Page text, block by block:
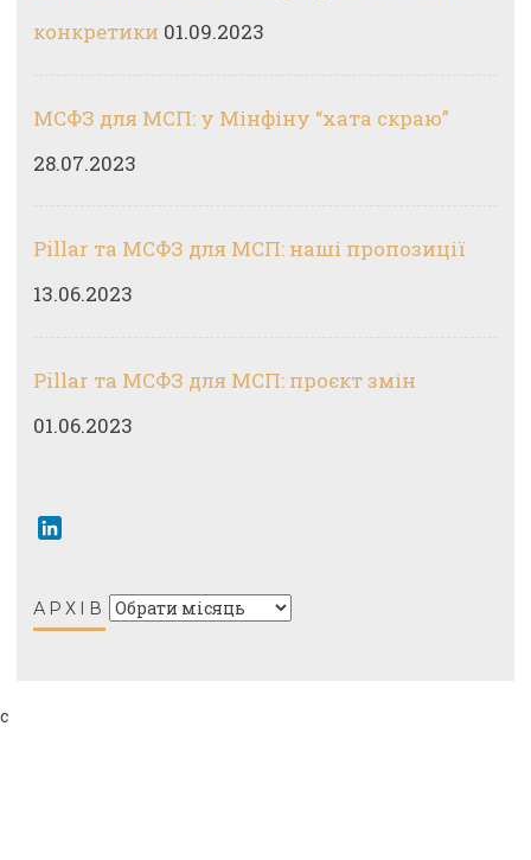
конкретики 01.09.2023
МСФЗ для МСП: у Мінфіну “хата скраю”
28.07.2023
Pillar та МСФЗ для МСП: наші пропозиції
13.06.2023
Pillar та МСФЗ для МСП: проєкт змін
01.06.2023
АРХІВ
с